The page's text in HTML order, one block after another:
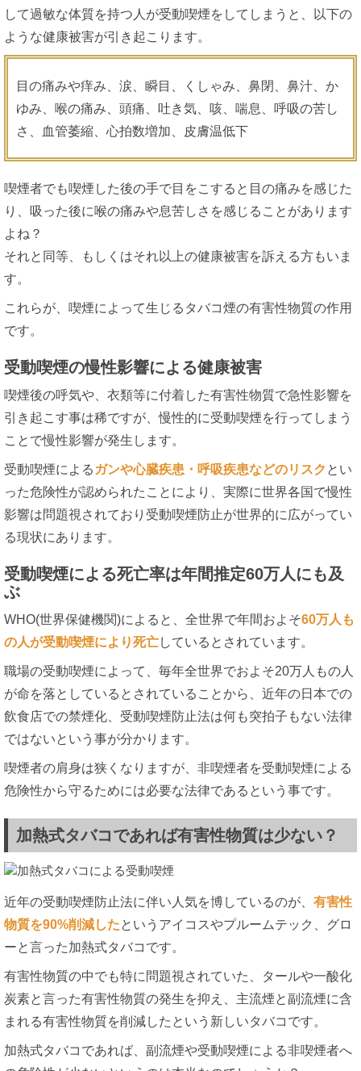
して過敏な体質を持つ人が受動喫煙をしてしまうと、以下の
ような健康被害が引き起こります。
目の痛みや痒み、涙、瞬目、くしゃみ、鼻閉、鼻汁、か
ゆみ、喉の痛み、頭痛、吐き気、咳、喘息、呼吸の苦し
さ、血管萎縮、心拍数増加、皮膚温低下
喫煙者でも喫煙した後の手で目をこすると目の痛みを感じた
り、吸った後に喉の痛みや息苦しさを感じることがあります
よね？
それと同等、もしくはそれ以上の健康被害を訴える方もいま
す。
これらが、喫煙によって生じるタバコ煙の有害性物質の作用
です。
受動喫煙の慢性影響による健康被害
喫煙後の呼気や、衣類等に付着した有害性物質で急性影響を
引き起こす事は稀ですが、慢性的に受動喫煙を行ってしまう
ことで慢性影響が発生します。
受動喫煙による ガンや心臓疾患・呼吸疾患などのリスク とい
った危険性が認められたことにより、実際に世界各国で慢性
影響は問題視されており受動喫煙防止が世界的に広がってい
る現状にあります。
受動喫煙による死亡率は年間推定60万人にも及
ぶ
WHO(世界保健機関)によると、全世界で年間およそ60万人も
の人が受動喫煙により死亡しているとされています。
職場の受動喫煙によって、毎年全世界でおよそ20万人もの人
が命を落としているとされていることから、近年の日本での
飲食店での禁煙化、受動喫煙防止法は何も突拍子もない法律
ではないという事が分かります。
喫煙者の肩身は狭くなりますが、非喫煙者を受動喫煙による
危険性から守るためには必要な法律であるという事です。
加熱式タバコであれば有害性物質は少ない？
近年の受動喫煙防止法に伴い人気を博しているのが、 有害性
物質を90%削減したというアイコスやプルームテック、グロ
ーと言った加熱式タバコです。
有害性物質の中でも特に問題視されていた、タールや一酸化
炭素と言った有害性物質の発生を抑え、主流煙と副流煙に含
まれる有害性物質を削減したという新しいタバコです。
加熱式タバコであれば、副流煙や受動喫煙による非喫煙者へ